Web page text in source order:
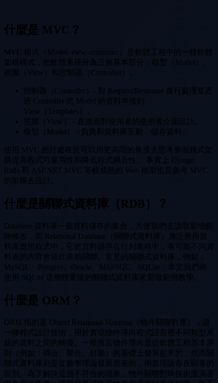
什麼是 MVC？
MVC 模式（Model–view–controller）是軟體工程中的一種軟體
架構模式，把軟體系統分為三個基本部分：模型（Model）、
視圖（View）和控制器（Controller）。
控制器（Controller）- 對 Request/Response 進行處理並透
過 Controller 把 Model 的資料串接到
View（Templates）。
視圖（View） - 直接面對使用者的使用者介面設計。
模型（Model） - 負責和資料庫互動，儲存資料。
使用 MVC 的好處在於可以用更高階的角度去思考整個程式架
構提高程式可重用性和降低程式耦合性。 事實上 Django、
Rails 和 ASP.NET MVC 等較成熟的 Web 框架也是參考 MVC
的架構去設計。
什麼是關聯式資料庫（RDB）？
Database 資料庫一個資料儲存的集合，方便我們去讀取新增刪
除修改，而 Relational Database（關聯式資料庫）廣泛應用資
料庫應用程式中，它把資料儲存在行列表格中，有可能不同資
料表的內容會彼此依賴關聯。常見的關聯式資料庫，例如：
MySQL、Postgres、Oracle、MSSSQL、SQLite，本文我們將
使用 SQLite 這個輕量級的關聯式資料庫來當做範例教學。
什麼是 ORM？
ORM 指的是 Object Relational Mapping（物件關聯對應），是
一種程式設計技術，用於實現物件導向程式語言裡不同類型系
統的資料之間的轉換。一般而言物件導向是從軟體工程基本原
則（例如：耦合、聚合、封裝）的基礎上發展起來的，然而關
聯式資料庫則是從數學理論發展而來的，兩套理論存在顯著的
區別。為了解決這個不符合的現象，物件關聯對映技術搬演著